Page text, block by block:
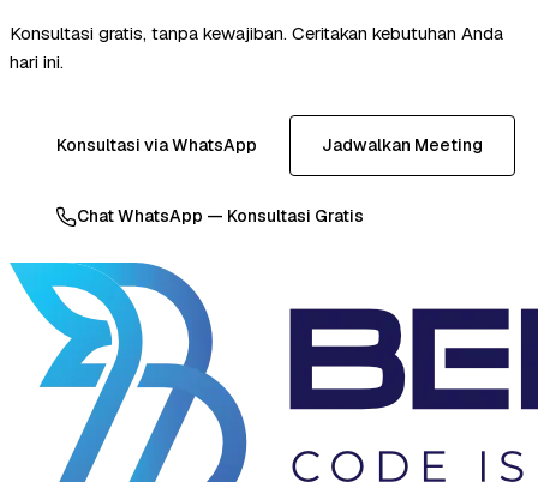
Konsultasi gratis, tanpa kewajiban. Ceritakan kebutuhan Anda
hari ini.
Konsultasi via WhatsApp Jadwalkan Meeting
Chat WhatsApp — Konsultasi Gratis